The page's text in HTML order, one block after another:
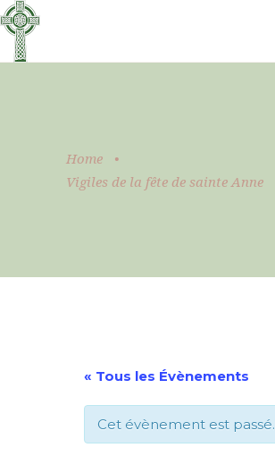
Home
•
Vigiles de la fête de sainte Anne
« Tous les Évènements
Cet évènement est passé.